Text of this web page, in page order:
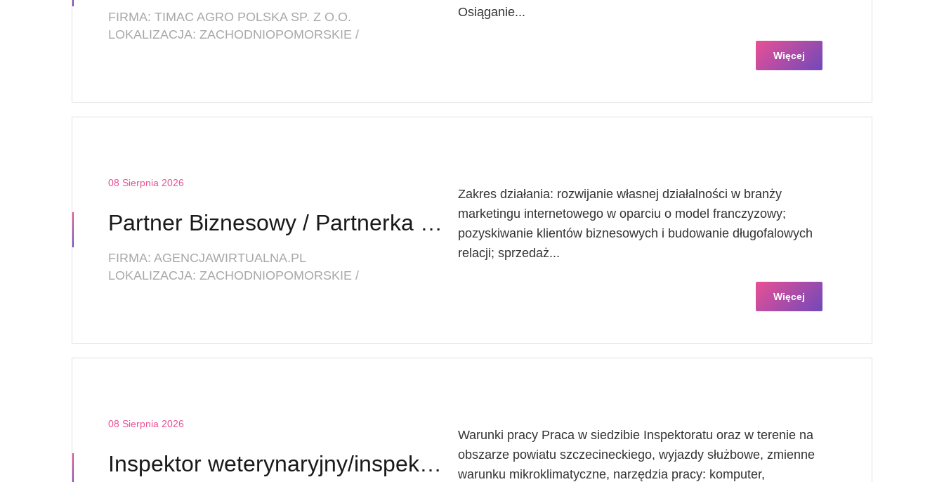
FIRMA: TIMAC AGRO POLSKA SP. Z O.O.
LOKALIZACJA: ZACHODNIOPOMORSKIE /
Osiąganie...
Więcej
08 Sierpnia 2026
Partner Biznesowy / Partnerka Biznesowa – agencja marketingu online
FIRMA: AGENCJAWIRTUALNA.PL
LOKALIZACJA: ZACHODNIOPOMORSKIE /
Zakres działania: rozwijanie własnej działalności w branży
marketingu internetowego w oparciu o model franczyzowy;
pozyskiwanie klientów biznesowych i budowanie długofalowych
relacji; sprzedaż...
Więcej
08 Sierpnia 2026
Inspektor weterynaryjny/inspektorka weterynaryjna
Warunki pracy Praca w siedzibie Inspektoratu oraz w terenie na
obszarze powiatu szczecineckiego, wyjazdy służbowe, zmienne
warunku mikroklimatyczne, narzędzia pracy: komputer,